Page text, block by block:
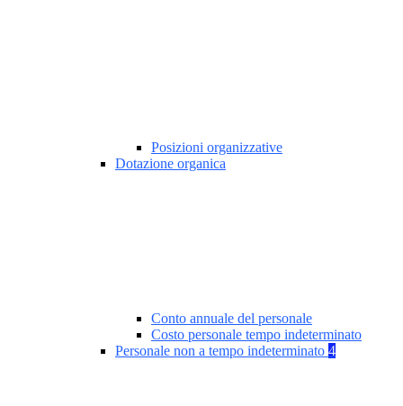
Posizioni organizzative
Dotazione organica
Conto annuale del personale
Costo personale tempo indeterminato
Personale non a tempo indeterminato 4